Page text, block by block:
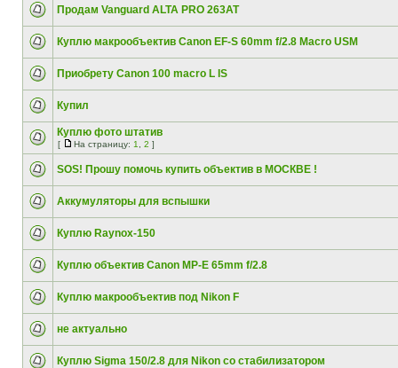
Продам Vanguard ALTA PRO 263AT
Куплю макрообъектив Canon EF-S 60mm f/2.8 Macro USM
Приобрету Canon 100 macro L IS
Купил
Куплю фото штатив
[ На страницу: 1 2 ]
SOS! Прошу помочь купить объектив в МОСКВЕ !
Аккумуляторы для вспышки
Куплю Raynox-150
Куплю объектив Canon MP-E 65mm f/2.8
Куплю макрообъектив под Nikon F
не актуально
Куплю Sigma 150/2.8 для Nikon со стабилизатором